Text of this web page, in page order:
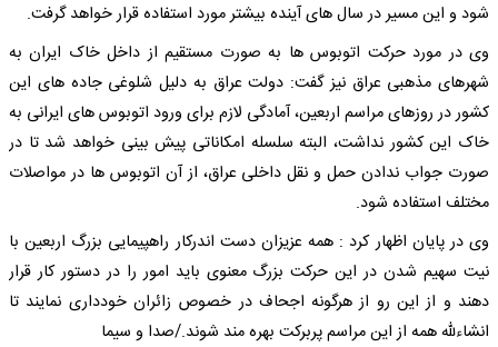
شود و این مسیر در سال های آینده بیشتر مورد استفاده قرار خواهد گرفت.
وی در مورد حرکت اتوبوس ها به صورت مستقیم از داخل خاک ایران به
شهرهای مذهبی عراق نیز گفت: دولت عراق به دلیل شلوغی جاده های این
کشور در روزهای مراسم اربعین، آمادگی لازم برای ورود اتوبوس های ایرانی به
خاک این کشور نداشت، البته سلسله امکاناتی پیش بینی خواهد شد تا در
صورت جواب ندادن حمل و نقل داخلی عراق، از آن اتوبوس ها در مواصلات
مختلف استفاده شود.
وی در پایان اظهار کرد : همه عزیزان دست اندرکار راهپیمایی بزرگ اربعین با
نیت سهیم شدن در این حرکت بزرگ معنوی باید امور را در دستور کار قرار
دهند و از این رو از هرگونه اجحاف در خصوص زائران خودداری نمایند تا
انشاءلله همه از این مراسم پربرکت بهره مند شوند./صدا و سیما